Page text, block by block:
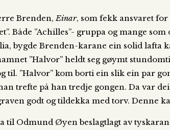
Brenden,Einar, som fekk ansvaret for
Både ”Achilles”- gruppa og mange
bygde Brenden-karane ein solid
”Halvor” heldt seg gøymt
til. ”Halvor” kom borti ein slik ein par
trefte på han tredje gongen. Da var
godt og tildekka med torv. Denne
til Odmund Øyen beslagtlagt av